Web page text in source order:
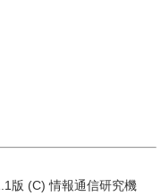
版 (C) 情報通信研究機